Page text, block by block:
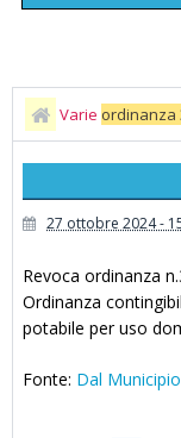
Varie ordinanza
27 ottobre 2024 -
Revoca ordinanza
Ordinanza
potabile per uso
Fonte: Dal